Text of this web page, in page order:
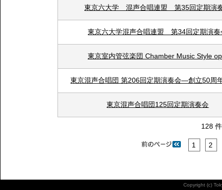
東京六大学 混声合唱連盟 第35回定期演
東京六大学混声合唱連盟 第34回定期演奏
東京室内管弦楽団 Chamber Music Style
東京混声合唱団 第206回定期演奏会―創立50周
東京混声合唱団125回定期演奏会
128
1 2
Copyright (c)